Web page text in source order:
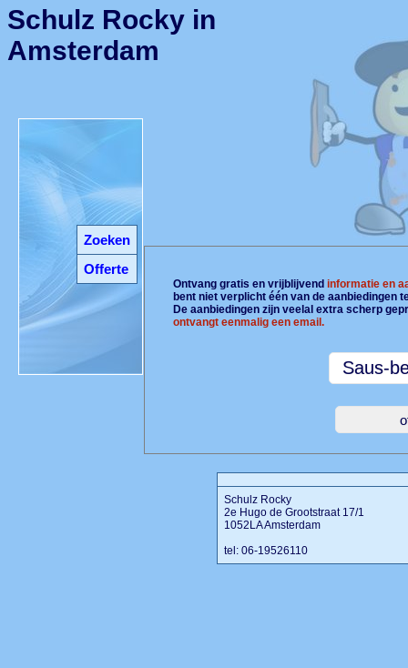
Zoeken
Offerte
Schulz Rocky in
Amsterdam
Ontvang gratis en vrijblijvendinformatie en
bent niet verplicht één van de aanbiedingen
De aanbiedingen zijn veelal extra scherp
ontvangt eenmalig een email.
Schulz Rocky
2e Hugo de Grootstraat 17/1
1052LA Amsterdam
tel: 06-19526110